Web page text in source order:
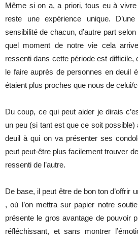
Même si on a, a priori, tous eu à
reste une expérience unique.
sensibilité de chacun, d’autre part
quel moment de notre vie cela
ressenti dans cette période est difficile,
le faire auprès de personnes en deuil
étaient plus proches que nous de celui/
Du coup, ce qui peut aider je dirais
un peu (si tant est que ce soit possible)
deuil à qui on va présenter ses
peut peut-être plus facilement trouver
ressenti de l’autre.
De base, il peut être de bon ton d’offrir
, où l’on mettra sur papier notre
présente le gros avantage de pouvoir
réfléchissant, et sans montrer